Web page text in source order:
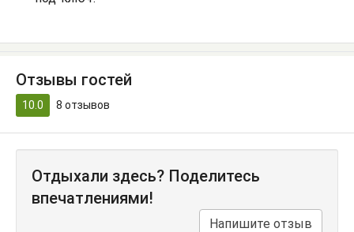
Отзывы гостей
10.0 8 отзывов
Отдыхали здесь? Поделитесь
впечатлениями!
Напишите отзыв